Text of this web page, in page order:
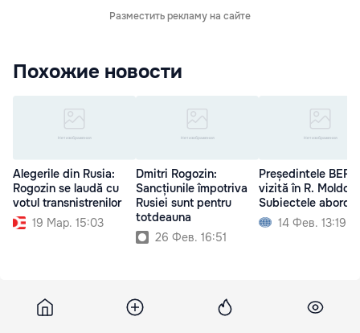
Разместить рекламу на сайте
Похожие новости
Alegerile din Rusia:
Rogozin se laudă cu
votul transnistrenilor
19 Мар. 15:03
Dmitri Rogozin:
Sancțiunile împotriva
Rusiei sunt pentru
totdeauna
26 Фев. 16:51
Președintele
vizită în R.
Subiectele
14 Фев. 13:19